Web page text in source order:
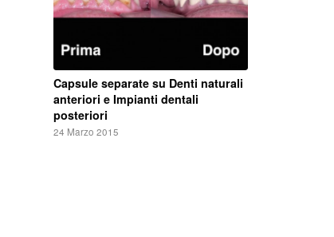
Capsule separate su Denti naturali
anteriori e Impianti dentali
posteriori
24 Marzo 2015